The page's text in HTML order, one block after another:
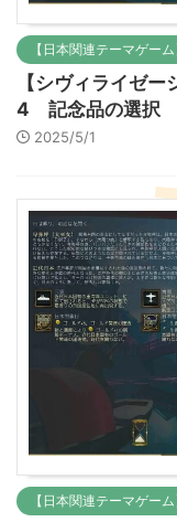
【日本関連テーマゲーム
【シヴィライゼ
4 記念品の選択
2025/5/1
【日本関連テーマゲーム